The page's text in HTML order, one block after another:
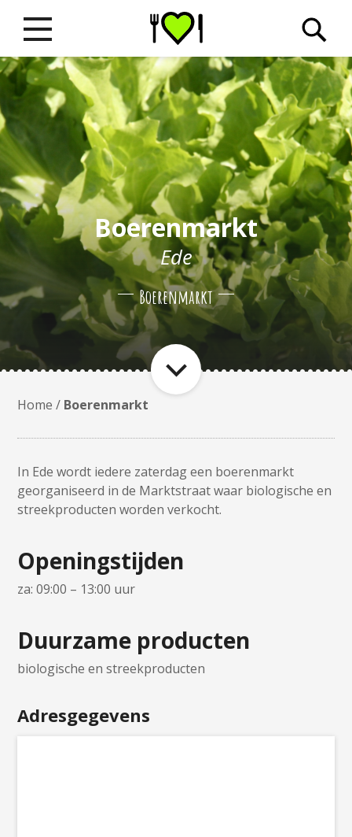
Boerenmarkt
Ede
Boerenmarkt
Home / Boerenmarkt
In Ede wordt iedere zaterdag een boerenmarkt
georganiseerd in de Marktstraat waar biologische en
streekproducten worden verkocht.
Openingstijden
za: 09:00 – 13:00 uur
Duurzame producten
biologische en streekproducten
Adresgegevens